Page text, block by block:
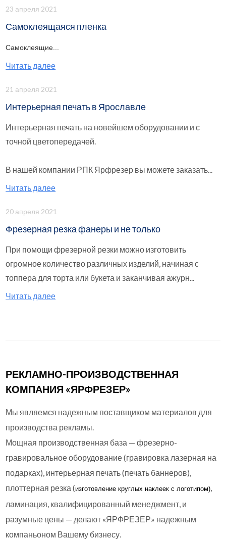
23 апреля 2021
Самоклеящаяся пленка
Самоклеящие...
Читать далее
21 апреля 2021
Интерьерная печать в Ярославле
Интерьерная печать на новейшем оборудовании и с
точной цветопередачей.
В нашей компании РПК Ярфрезер вы можете заказать...
Читать далее
20 апреля 2021
Фрезерная резка фанеры и не только
При помощи фрезерной резки можно изготовить
огромное количество различных изделий, начиная с
топпера для торта или букета и заканчивая ажурн...
Читать далее
РЕКЛАМНО-ПРОИЗВОДСТВЕННАЯ
КОМПАНИЯ «ЯРФРЕЗЕР»
Мы являемся надежным поставщиком материалов для
производства рекламы.
Мощная производственная база — фрезерно-
гравировальное оборудование (гравировка лазерная на
подарках), интерьерная печать (печать баннеров),
плоттерная резка (изготовление круглыхнаклеек с логотипом),
ламинация, квалифицированный менеджмент, и
разумные цены — делают «ЯРФРЕЗЕР» надежным
компаньоном Вашему бизнесу.